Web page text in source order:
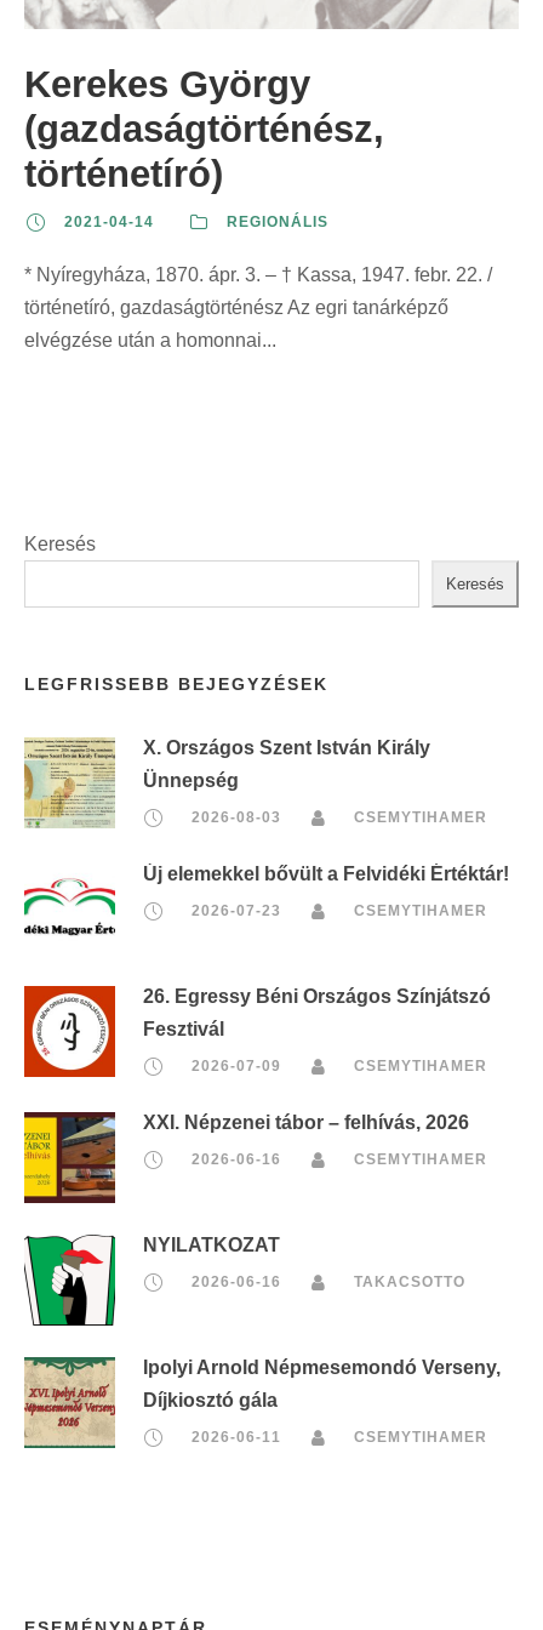
tr
n
:
r
n
t
Kerekes György
(gazdaságtörténész,
történetíró)
2021-04-14 REGIONÁLIS
* Nyíregyháza, 1870. ápr. 3. – † Kassa, 1947. febr. 22. /
történetíró, gazdaságtörténész Az egri tanárképző
elvégzése után a homonnai...
Keresés
Keresés
LEGFRISSEBB BEJEGYZÉSEK
X. Országos Szent István Király
Ünnepség
2026-08-03 CSEMYTIHAMER
Új elemekkel bővült a Felvidéki Értéktár!
2026-07-23 CSEMYTIHAMER
26. Egressy Béni Országos Színjátszó
Fesztivál
2026-07-09 CSEMYTIHAMER
XXI. Népzenei tábor – felhívás, 2026
2026-06-16 CSEMYTIHAMER
NYILATKOZAT
2026-06-16 TAKACSOTTO
Ipolyi Arnold Népmesemondó Verseny,
Díjkiosztó gála
2026-06-11 CSEMYTIHAMER